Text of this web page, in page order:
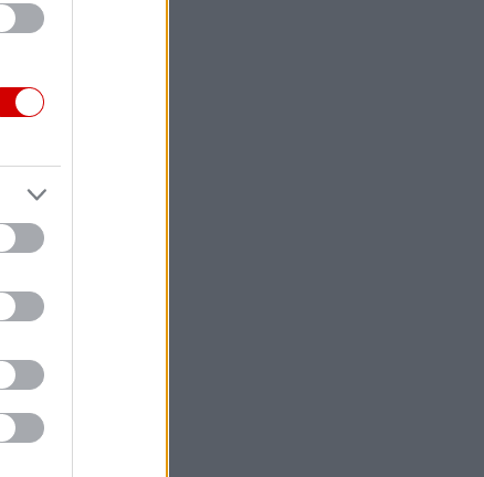
η
μας
με